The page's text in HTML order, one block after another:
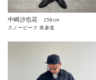
中嶋沙也花
158cm
スノーピーク 表参道